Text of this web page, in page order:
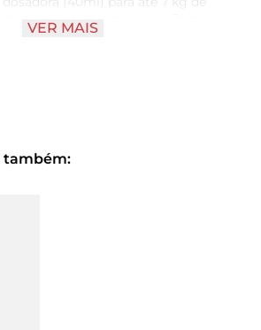
dispenser da sua máquina. Para peças
acrescente 1 ou 2 colheres de
VER MAIS
também: